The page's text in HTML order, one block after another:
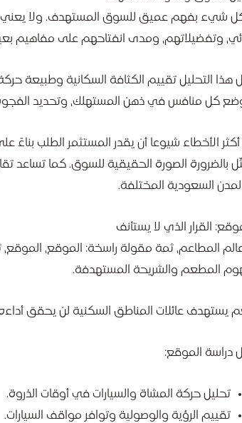
كل شيء بفهم عميق للسوق المستهدف. ولا
وتفضيلاتهم، ومدى انفتاحهم على مفاهيم
هذا التحليل تقييم الكثافة السكانية وطبيعة
كل منافس في ذهن المستهلك، وتحديد
الأخطاء شيوعا أن يقدر المستثمر الطلب
بالضرورة الصورة الحقيقية للسوق. كما تساعد
السعودية المختلفة.
المطاعم، ثمة مقولة راسخة: الموقع،
المطعم والشريحة المستهدفة.
يستهدف عائلات المناطق السكنية لن يحقق
دراسة الموقع:
تحليل حركة المشاة والسيارات في أوقات الذروة.
تقييم الرؤية والوصولية وتوافر مواقف السيارات.